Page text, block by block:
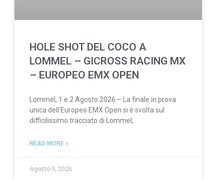
HOLE SHOT DEL COCO A
LOMMEL – GICROSS RACING MX
– EUROPEO EMX OPEN
Lommel, 1 e 2 Agosto 2026 – La finale in prova
unica dell’Europeo EMX Open si è svolta sul
difficilissimo tracciato di Lommel,
READ MORE »
Agosto 5, 2026